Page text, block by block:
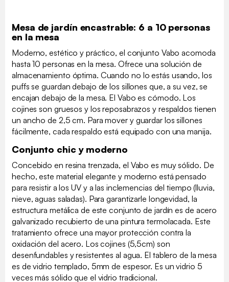
Mesa de jardín encastrable: 6 a 10 personas
en la mesa
Moderno, estético y práctico, el conjunto Vabo acomoda
hasta 10 personas en la mesa. Ofrece una solución de
almacenamiento óptima. Cuando no lo estás usando, los
puffs se guardan debajo de los sillones que, a su vez, se
encajan debajo de la mesa. El Vabo es cómodo. Los
cojines son gruesos y los reposabrazos y respaldos tienen
un ancho de 2,5 cm. Para mover y guardar los sillones
fácilmente, cada respaldo está equipado con una manija.
Conjunto chic y moderno
Concebido en resina trenzada, el Vabo es muy sólido. De
hecho, este material elegante y moderno está pensado
para resistir a los UV y a las inclemencias del tiempo (lluvia,
nieve, aguas saladas). Para garantizarle longevidad, la
estructura metálica de este conjunto de jardín es de acero
galvanizado recubierto de una pintura termolacada. Este
tratamiento ofrece una mayor protección contra la
oxidación del acero. Los cojines (5,5cm) son
desenfundables y resistentes al agua. El tablero de la mesa
es de vidrio templado, 5mm de espesor. Es un vidrio 5
veces más sólido que el vidrio tradicional.